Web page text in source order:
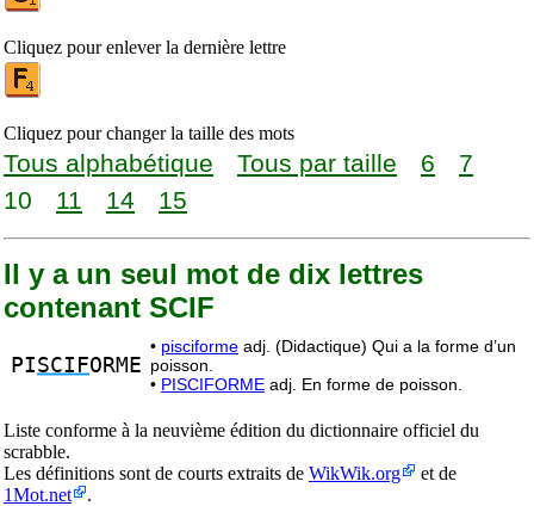
Cliquez pour enlever la dernière lettre
Cliquez pour changer la taille des mots
Tous alphabétique Tous par taille 6
7
10
11 14 15
Il y a un seul mot de dix lettres
contenant SCIF
PISCIFORME
• pisciforme adj. (Didactique) Qui a la forme d’un
poisson.
• PISCIFORME adj. En forme de poisson.
Liste conforme à la neuvième édition du dictionnaire officiel du
scrabble.
Les définitions sont de courts extraits de WikWik.org
et de
1Mot.net
.